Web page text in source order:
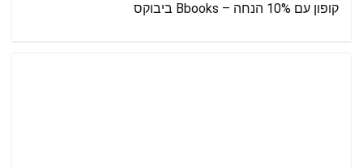
קופון עם 10% הנחה – Bbooks ביבוקס